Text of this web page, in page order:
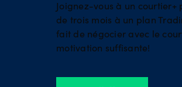
Joignez-vous à un
de trois mois à un plan
fait de négocier avec le
motivation suffisante!